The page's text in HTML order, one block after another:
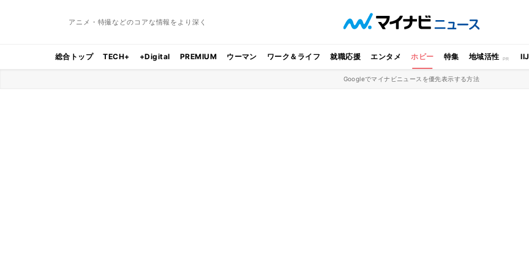
アニメ・特撮などのコアな情報をより深く
総合トップ TECH+ +Digital PREMIUM ウーマン ワーク＆ライフ 就職応援 エンタメ ホビー 特集 地域活性 IIJ
Googleでマイナビニュースを優先表示する方法